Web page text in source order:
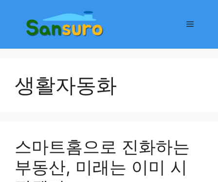
메
생활자동화
스마트홈으로 진화하는
부동산, 미래는 이미 시